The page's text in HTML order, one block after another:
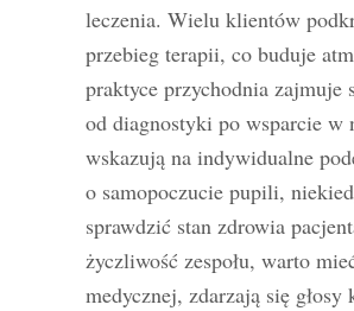
leczenia. Wielu klientów
przebieg terapii, co buduje
praktyce przychodnia zajmuje
od diagnostyki po wsparcie w
wskazują na indywidualne
o samopoczucie pupili,
sprawdzić stan zdrowia
życzliwość zespołu, warto
medycznej, zdarzają się